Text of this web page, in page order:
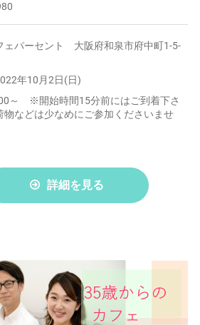
ェパーセント 大阪府和泉市府中町1-5-
年10月2日(日)
～ ※開始時間15分前にはご到着下さ
などは少なめにご参加くださいませ
詳細を見る